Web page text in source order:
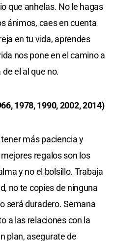
que anhelas. No le hagas
ánimos, caes en cuenta
en tu vida, aprendes
nos pone en el camino a
el al que no.
1978, 1990, 2002, 2014)
más paciencia y
regalos son los
y no el bolsillo. Trabaja
no te copies de ninguna
será duradero. Semana
a las relaciones con la
plan, asegurate de